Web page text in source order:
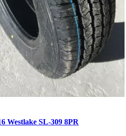
Westlake SL-309 8PR